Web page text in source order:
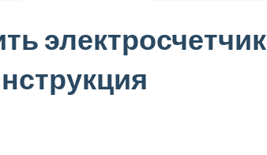
электросчетчик